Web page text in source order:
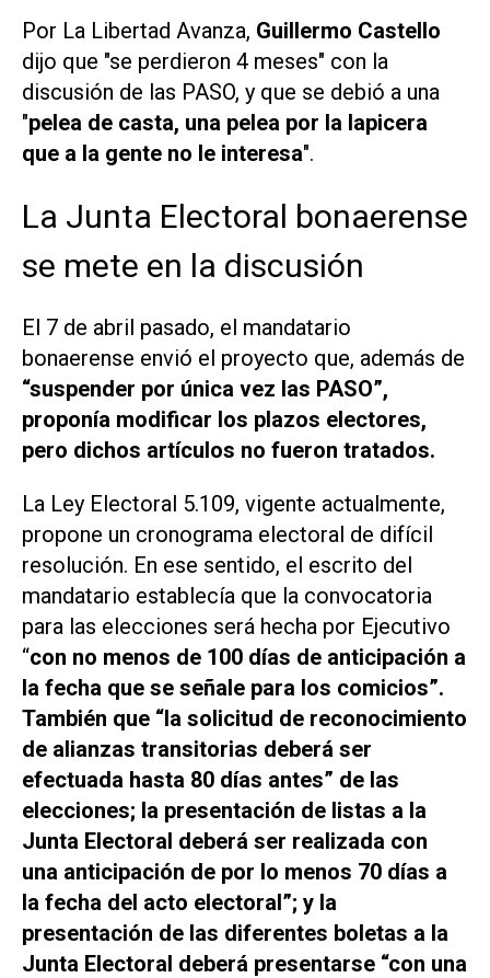
Por La Libertad Avanza, Guillermo Castello
dijo que "se perdieron 4 meses" con la
discusión de las PASO, y que se debió a una
"pelea de casta, una pelea por la lapicera
que a la gente no le interesa".
La Junta Electoral bonaerense
se mete en la discusión
El 7 de abril pasado, el mandatario
bonaerense envió el proyecto que, además de
“suspender por única vez las PASO”,
proponía modificar los plazos electores,
pero dichos artículos no fueron tratados.
La Ley Electoral 5.109, vigente actualmente,
propone un cronograma electoral de difícil
resolución. En ese sentido, el escrito del
mandatario establecía que la convocatoria
para las elecciones será hecha por Ejecutivo
“con no menos de 100 días de anticipación a
la fecha que se señale para los comicios”.
También que “la solicitud de reconocimiento
de alianzas transitorias deberá ser
efectuada hasta 80 días antes” de las
elecciones; la presentación de listas a la
Junta Electoral deberá ser realizada con
una anticipación de por lo menos 70 días a
la fecha del acto electoral”; y la
presentación de las diferentes boletas a la
Junta Electoral deberá presentarse “con una